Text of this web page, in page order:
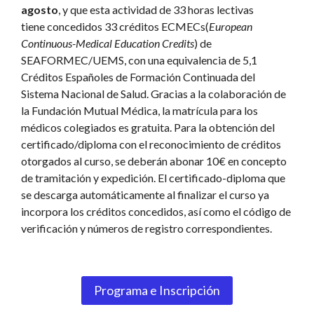
agosto, y que esta actividad de 33 horas lectivas
tiene concedidos 33 créditos ECMECs(European
Continuous-Medical Education Credits) de
SEAFORMEC/UEMS, con una equivalencia de 5,1
Créditos Españoles de Formación Continuada del
Sistema Nacional de Salud. Gracias a la colaboración de
la Fundación Mutual Médica, la matrícula para los
médicos colegiados es gratuita. Para la obtención del
certificado/diploma con el reconocimiento de créditos
otorgados al curso, se deberán abonar 10€ en concepto
de tramitación y expedición. El certificado-diploma que
se descarga automáticamente al finalizar el curso ya
incorpora los créditos concedidos, así como el código de
verificación y números de registro correspondientes.
Programa e Inscripción